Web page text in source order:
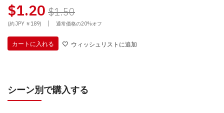
$1.20 $1.50
(約 JPY ￥189) | 通常価格の20%オフ
カートに入れる ウィッシュリストに追加
シーン別で購入する